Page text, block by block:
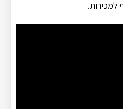
למכירות.